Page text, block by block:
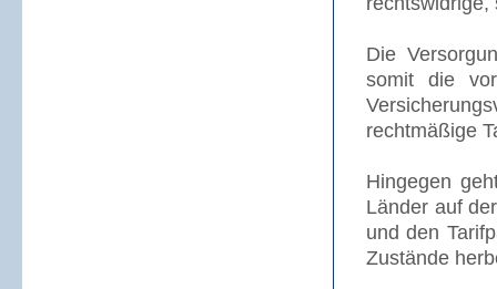
Die
somit die
rechtmäßige
Hingegen
Länder auf
und den
Zustände